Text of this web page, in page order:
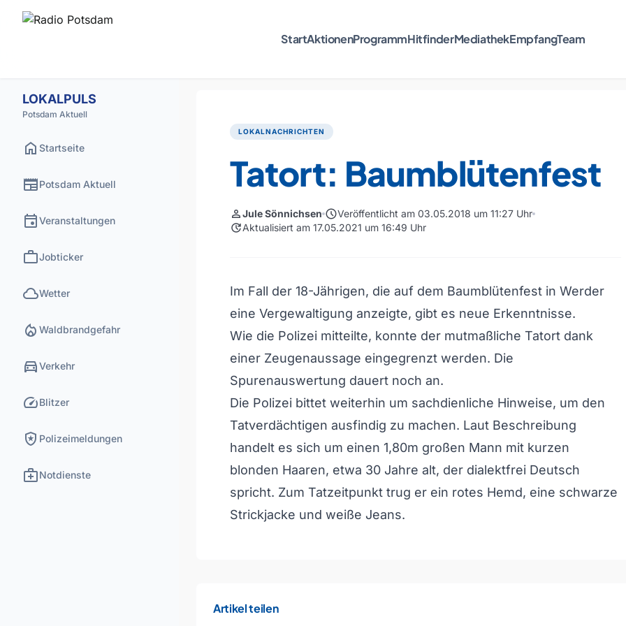
StartAktionenProgrammHitfinderMediathekEmpfangTeam
LOKALPULS
Potsdam Aktuell
home Startseite
newspaperPotsdam Aktuell
eventVeranstaltungen
workJobticker
cloudWetter
local_fire_department Waldbrandgefahr
directions_carVerkehr
speedBlitzer
local_police Polizeimeldungen
medical_servicesNotdienste
LOKALNACHRICHTEN
Tatort: Baumblütenfest
personJule Sönnichsen scheduleVeröffentlicht am 03.05.2018 um 11:27 Uhr
updateAktualisiert am 17.05.2021 um 16:49 Uhr
Im Fall der 18-Jährigen, die auf dem Baumblütenfest in Werder
eine Vergewaltigung anzeigte, gibt es neue Erkenntnisse.
Wie die Polizei mitteilte, konnte der mutmaßliche Tatort dank
einer Zeugenaussage eingegrenzt werden. Die
Spurenauswertung dauert noch an.
Die Polizei bittet weiterhin um sachdienliche Hinweise, um den
Tatverdächtigen ausfindig zu machen. Laut Beschreibung
handelt es sich um einen 1,80m großen Mann mit kurzen
blonden Haaren, etwa 30 Jahre alt, der dialektfrei Deutsch
spricht. Zum Tatzeitpunkt trug er ein rotes Hemd, eine schwarze
Strickjacke und weiße Jeans.
Artikel teilen